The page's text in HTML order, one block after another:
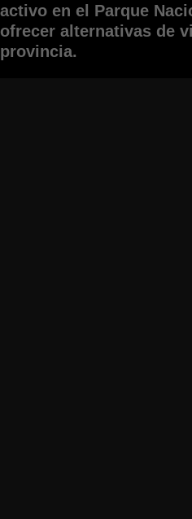
activo en el Parque
ofrecer alternativas de
provincia.